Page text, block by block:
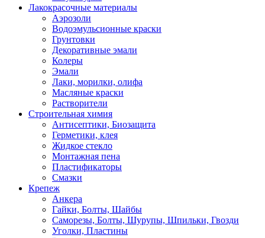
Лакокрасочные материалы
Аэрозоли
Водоэмульсионные краски
Грунтовки
Декоративные эмали
Колеры
Эмали
Лаки, морилки, олифа
Масляные краски
Растворители
Строительная химия
Антисептики, Биозащита
Герметики, клея
Жидкое стекло
Монтажная пена
Пластификаторы
Смазки
Крепеж
Анкера
Гайки, Болты, Шайбы
Саморезы, Болты, Шурупы, Шпильки, Гвозди
Уголки, Пластины